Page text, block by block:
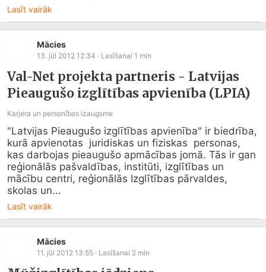
Lasīt vairāk
Mācies
13. jūl 2012 12:34 · Lasīšanai 1 min
Val-Net projekta partneris - Latvijas
Pieaugušo izglītības apvienība (LPIA)
Karjera un personības izaugsme
"Latvijas Pieaugušo izglītības apvienība" ir biedrība,
kurā apvienotas  juridiskas un fiziskas  personas,
kas darbojas pieaugušo apmācības jomā. Tās ir gan
reģionālās pašvaldības, institūti, izglītības un
mācību centri, reģionālās Izglītības pārvaldes,
skolas un...
Lasīt vairāk
Mācies
11. jūl 2012 13:55 · Lasīšanai 2 min